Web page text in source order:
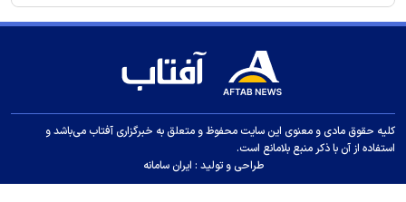
آنها موشک خوردن را ببینند
گرانی و افت تقاضا در بازار پلاستیک
امام جمعه رشت: آمریکا در حال فرار ذلیلانه از منطقه است
تشکر امام‌جمعه قزوین از قوه قضائیه بخاطر اعدام های اخیر: قصاص
کلیه حقوق مادی و معنوی این سایت محفوظ و متعلق به خبرگزاری آفتاب می‌باشد و
استفاده از آن با ذکر منبع بلامانع است.
طراحی و تولید : ایران سامانه